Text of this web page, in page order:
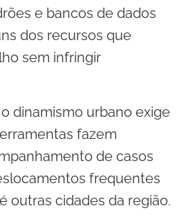
e bancos de dados
dos recursos que
sem infringir
dinamismo urbano exige
fazem
de casos
frequentes
outras cidades da região.